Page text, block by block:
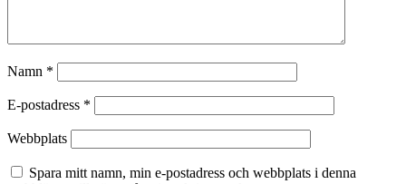
Namn *
E-postadress *
Webbplats
Spara mitt namn, min e-postadress och webbplats i denna